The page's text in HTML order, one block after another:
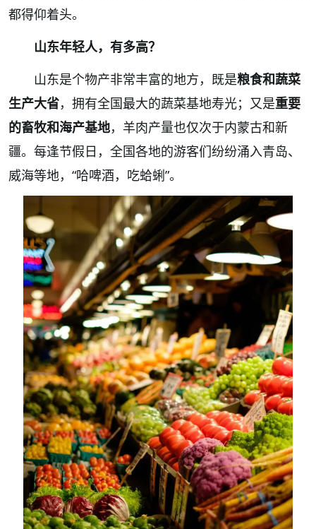
都得仰着头。
山东年轻人，有多高？
山东是个物产非常丰富的地方，既是粮食和蔬菜
生产大省，拥有全国最大的蔬菜基地寿光；又是重要
的畜牧和海产基地，羊肉产量也仅次于内蒙古和新
疆。每逢节假日，全国各地的游客们纷纷涌入青岛、
威海等地，“哈啤酒，吃蛤蜊”。